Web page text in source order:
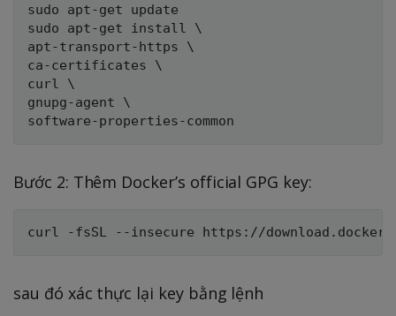
sudo apt-get update
sudo apt-get install \
apt-transport-https \
ca-certificates \
curl \
gnupg-agent \
Bước 2: Thêm Docker’s official GPG key:
sau đó xác thực lại key bằng lệnh